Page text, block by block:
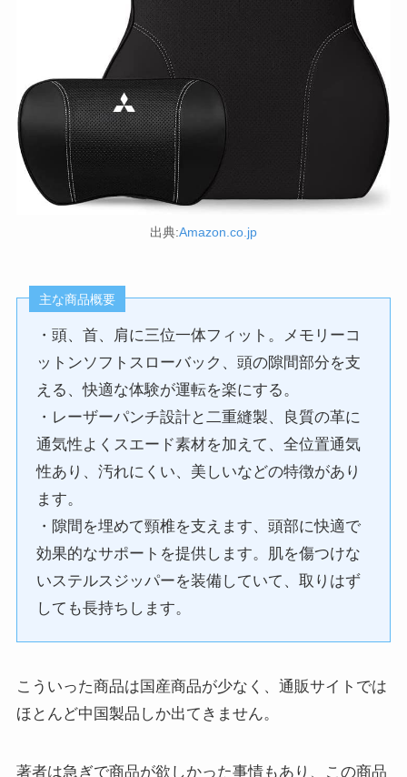
出典:Amazon.co.jp
主な商品概要
・頭、首、肩に三位一体フィット。メモリーコ
ットンソフトスローバック、頭の隙間部分を支
える、快適な体験が運転を楽にする。
・レーザーパンチ設計と二重縫製、良質の革に
通気性よくスエード素材を加えて、全位置通気
性あり、汚れにくい、美しいなどの特徴があり
ます。
・隙間を埋めて頸椎を支えます、頭部に快適で
効果的なサポートを提供します。肌を傷つけな
いステルスジッパーを装備していて、取りはず
しても長持ちします。
こういった商品は国産商品が少なく、通販サイトでは
ほとんど中国製品しか出てきません。
著者は急ぎで商品が欲しかった事情もあり、この商品